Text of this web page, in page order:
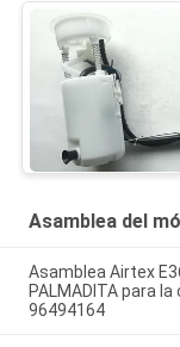
Asamblea del
Asamblea Airtex
PALMADITA para
96494164